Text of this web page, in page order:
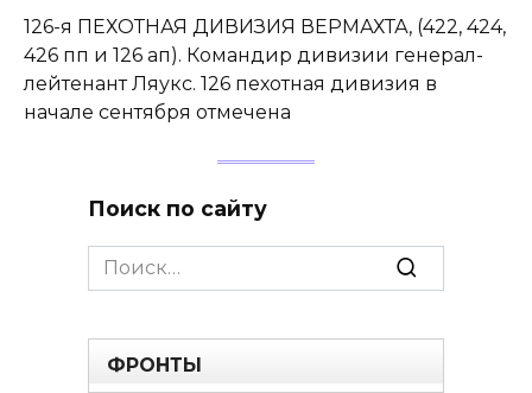
126-я ПЕХОТНАЯ ДИВИЗИЯ ВЕРМАХТА, (422, 424,
426 пп и 126 ап). Командир дивизии генерал-
лейтенант Ляукс. 126 пехотная дивизия в
начале сентября отмечена
Поиск по сайту
Search
for:
ФРОНТЫ